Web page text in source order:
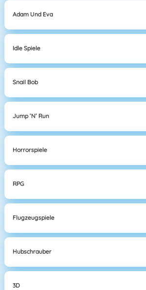
Adam Und Eva
Idle Spiele
Snail Bob
Jump ’n’ Run
Horrorspiele
RPG
Flugzeugspiele
Hubschrauber
3D